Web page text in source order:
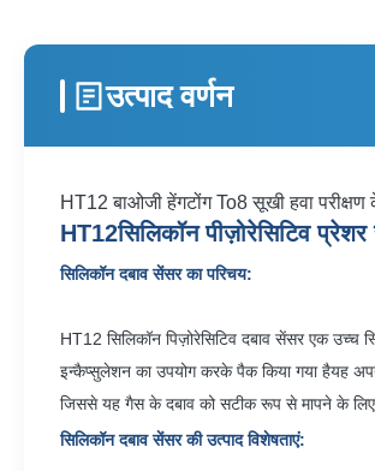
उत्पाद वर्णन
HT12 बाओजी हेंगटोंग To8 सूखी हवा
HT12सिलिकॉन पीज़ोरेसिटिव
सिलिकॉन दबाव सेंसर का परिचय:
HT12 सिलिकॉन पिज़ोरेसिटिव दबाव सेंसर एक उच्च
इन्कैप्सुलेशन का उपयोग करके पैक किया गया हैयह
जिससे यह गैस के दबाव को सटीक रूप से मापने के
सिलिकॉन दबाव सेंसर की उत्पाद विशेषताएं: